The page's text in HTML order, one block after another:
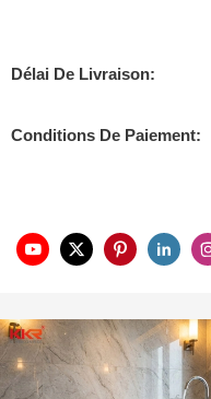
Délai De Livraison:
Conditions De Paiement: